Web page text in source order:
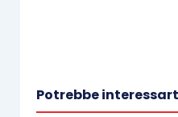
della contestazione
Potrebbe